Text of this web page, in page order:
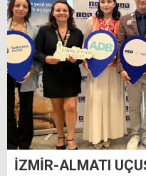
İZMİR-ALMATI